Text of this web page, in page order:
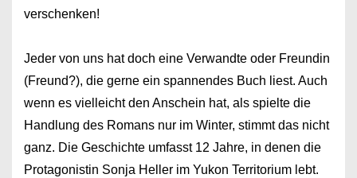
verschenken!
Jeder von uns hat doch eine Verwandte oder Freundin
(Freund?), die gerne ein spannendes Buch liest. Auch
wenn es vielleicht den Anschein hat, als spielte die
Handlung des Romans nur im Winter, stimmt das nicht
ganz. Die Geschichte umfasst 12 Jahre, in denen die
Protagonistin Sonja Heller im Yukon Territorium lebt.